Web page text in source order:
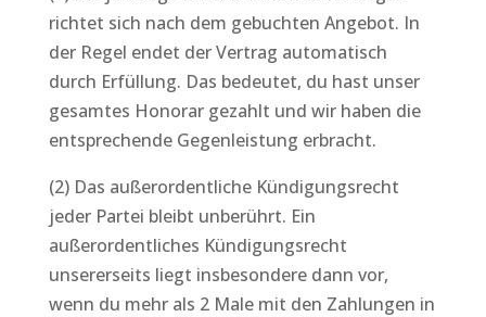
richtet sich nach dem gebuchten Angebot. In
der Regel endet der Vertrag automatisch
durch Erfüllung. Das bedeutet, du hast unser
gesamtes Honorar gezahlt und wir haben die
entsprechende Gegenleistung erbracht.
(2) Das außerordentliche Kündigungsrecht
jeder Partei bleibt unberührt. Ein
außerordentliches Kündigungsrecht
unsererseits liegt insbesondere dann vor,
wenn du mehr als 2 Male mit den Zahlungen in